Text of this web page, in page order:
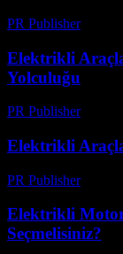
PR Publisher-
Elektrikli
Yolculuğu
PR Publisher-
Elektrikli
PR Publisher-
Elektrikli
Seçmelisiniz?